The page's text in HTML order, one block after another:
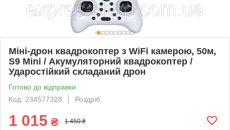
Міні-дрон квадрокоптер з WiFi камерою, 50м,
S9 Mini / Акумуляторний квадрокоптер /
Ударостійкий складаний дрон
Готово до відправки
Код: 234577328
Роздріб
1 015 ₴ 1 450 ₴